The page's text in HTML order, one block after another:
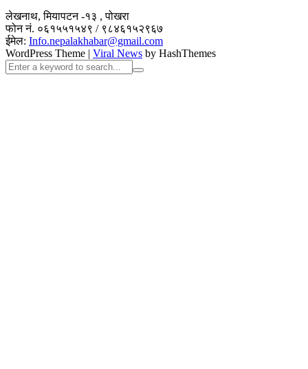
लेखनाथ, मियापटन -१३ , पोखरा
फोन नं. ०६१५५१५४९ / ९८४६१५२९६७
ईमेल: Info.nepalakhabar@gmail.com
WordPress Theme | Viral News by HashThemes